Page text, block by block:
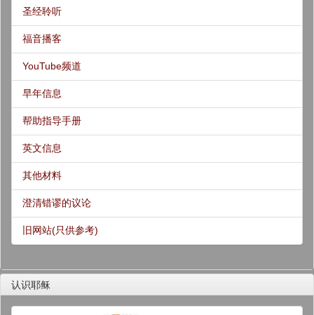
圣经聆听
福音播客
YouTube频道
早年信息
帮助指导手册
英文信息
其他材料
澄清错谬的议论
旧网站(只供参考)
认识耶稣